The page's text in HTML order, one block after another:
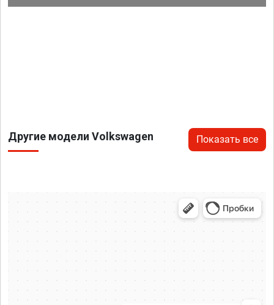
Другие модели Volkswagen Показать все